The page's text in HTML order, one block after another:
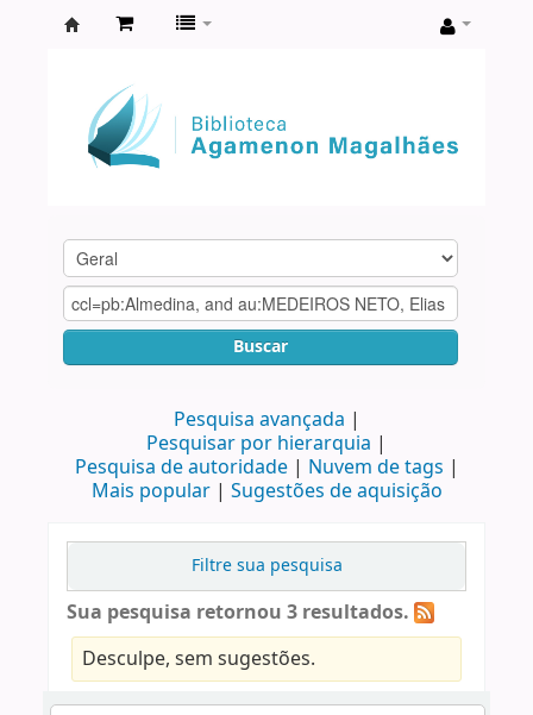
Agamenon
Magalhães
Buscar
Pesquisa avançada
Pesquisar por hierarquia
Pesquisa de autoridade
Nuvem de tags
Mais popular
Sugestões de aquisição
Filtre sua pesquisa
Sua pesquisa retornou 3 resultados.
Desculpe, sem sugestões.